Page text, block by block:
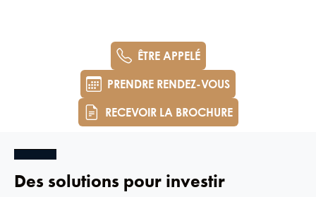
ÊTRE APPELÉ
PRENDRE RENDEZ-VOUS
RECEVOIR LA BROCHURE
Des solutions pour investir